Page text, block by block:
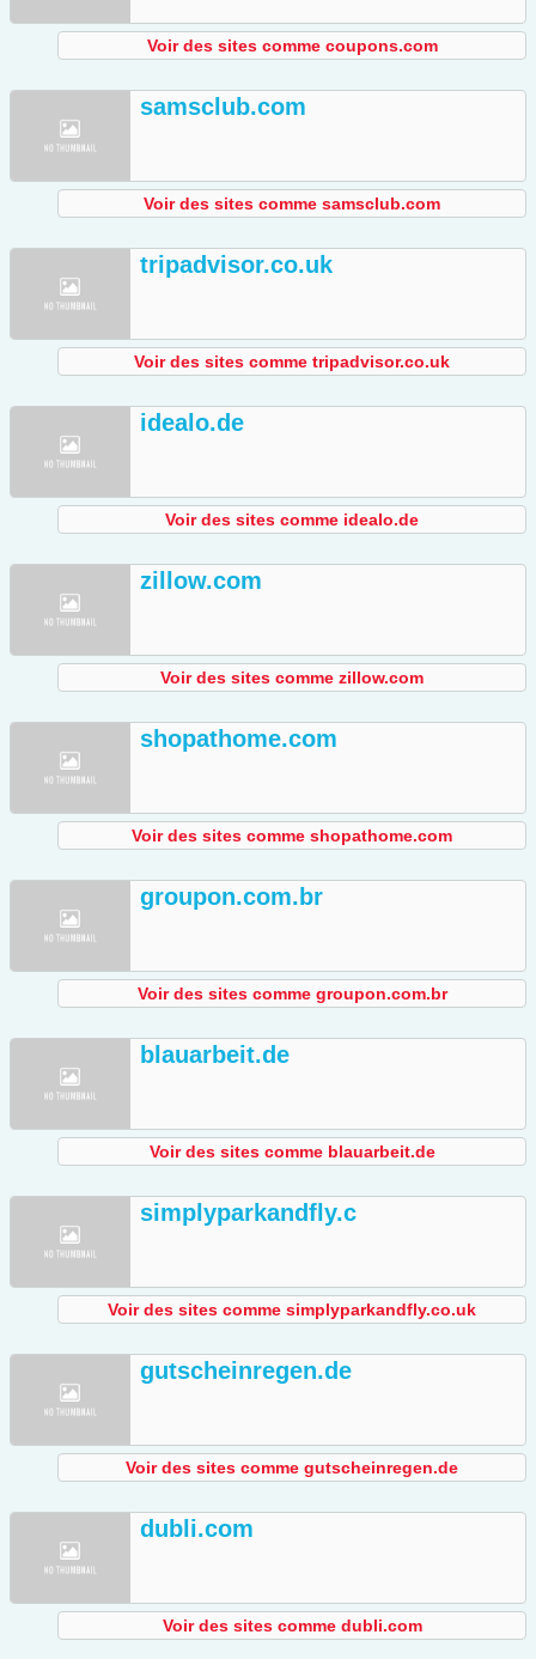
Voir des sites comme coupons.com
samsclub.com
Voir des sites comme samsclub.com
tripadvisor.co.uk
Voir des sites comme tripadvisor.co.uk
idealo.de
Voir des sites comme idealo.de
zillow.com
Voir des sites comme zillow.com
shopathome.com
Voir des sites comme shopathome.com
groupon.com.br
Voir des sites comme groupon.com.br
blauarbeit.de
Voir des sites comme blauarbeit.de
simplyparkandfly.c
Voir des sites comme simplyparkandfly.co.uk
gutscheinregen.de
Voir des sites comme gutscheinregen.de
dubli.com
Voir des sites comme dubli.com